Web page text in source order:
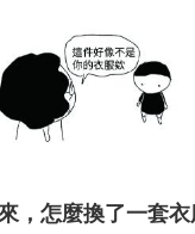
，怎麼換了一套衣